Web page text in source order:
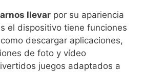
llevar por su apariencia
el dispositivo tiene funciones
descargar aplicaciones,
de foto y vídeo
juegos adaptados a